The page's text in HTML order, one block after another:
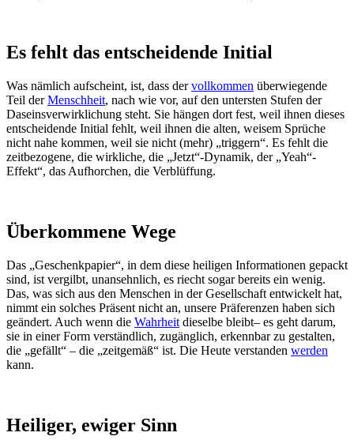
Es fehlt das entscheidende Initial
Was nämlich aufscheint, ist, dass dervollkommen überwiegende
Teil derMenschheit, nach wie vor, auf den untersten Stufen der
Daseinsverwirklichung steht. Sie hängen dort fest, weil ihnen dieses
entscheidende Initial fehlt, weil ihnen die alten, weisem Sprüche
nicht nahe kommen, weil sie nicht (mehr) „triggern“. Es fehlt die
zeitbezogene, die wirkliche, die „Jetzt“-Dynamik, der „Yeah“-
Effekt“, das Aufhorchen, die Verblüffung.
Überkommene Wege
Das „Geschenkpapier“, in dem diese heiligen Informationen gepackt
sind, ist vergilbt, unansehnlich, es riecht sogar bereits ein wenig.
Das, was sich aus den Menschen in der Gesellschaft entwickelt hat,
nimmt ein solches Präsent nicht an, unsere Präferenzen haben sich
geändert. Auch wenn die Wahrheit dieselbe bleibt– es geht darum,
sie in einer Form verständlich, zugänglich, erkennbar zu gestalten,
die „gefällt“ – die „zeitgemäß“ ist. Die Heute verstanden werden
kann.
Heiliger, ewiger Sinn